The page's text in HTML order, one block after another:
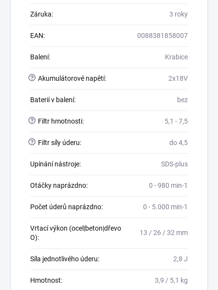
Záruka: 3 roky
EAN: 0088381858007
Balení: Krabice
? Akumulátorové napětí: 2x18V
Baterií v balení: bez
? Filtr hmotnosti: 5,1 - 7,5
? Filtr síly úderu: do 4,5
Upínání nástroje: SDS-plus
Otáčky naprázdno: 0 - 980 min-1
Počet úderů naprázdno: 0 - 5.000 min-1
Vrtací výkon (ocel|beton|dřevo
O):
13 / 26 / 32 mm
Síla jednotlivého úderu: 2,8 J
Hmotnost: 3,9 / 5,1 kg